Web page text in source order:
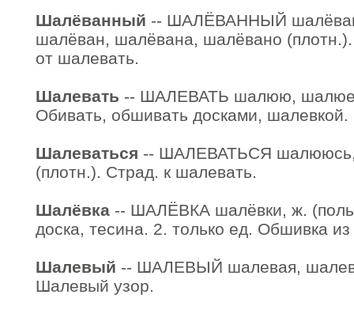
Шалёванный -- ШАЛЁВАННЫЙ
шалёван, шалёвана, шалёвано
от шалевать.
Шалевать -- ШАЛЕВАТЬ шалюю,
Обивать, обшивать досками, шалевкой.
Шалеваться -- ШАЛЕВАТЬСЯ
(плотн.). Страд. к шалевать.
Шалёвка -- ШАЛЁВКА шалёвки, ж.
доска, тесина. 2. только ед. Обшивка из
Шалевый -- ШАЛЕВЫЙ шалевая,
Шалевый узор.